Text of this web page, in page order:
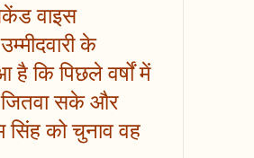
वाइस
के
कि पिछले वर्षों में
जितवा सके और
सिंह को चुनाव वह